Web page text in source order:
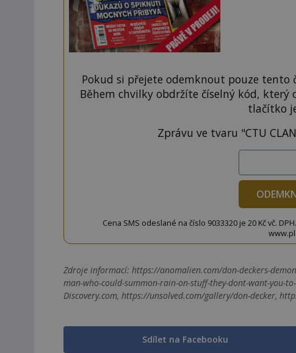
Pokud si přejete odemknout pouze tento
Během chvilky obdržíte číselný kód,
tlačítko
Zprávu ve tvaru "CTU
Cena SMS odeslané na číslo 9033320 je 20 Kč vč.
Zdroje informací: https://anomalien.com/don-deckers-
man-who-could-summon-rain-on-stuff-they-dont-want-you-
Discovery.com, https://unsolved.com/gallery/don-decker,
Sdílet na Facebooku